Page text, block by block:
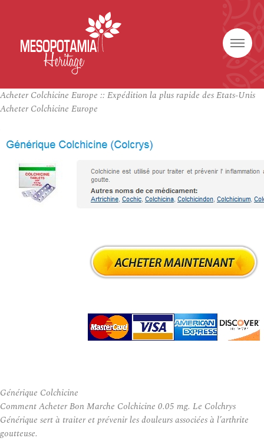
Acheter Colchicine Europe :: Expédition la plus rapide des Etats-Unis
Acheter Colchicine Europe
Générique Colchicine
Comment Acheter Bon Marche Colchicine 0.05 mg. Le Colchrys
Générique sert à traiter et prévenir les douleurs associées à l’arthrite
goutteuse.